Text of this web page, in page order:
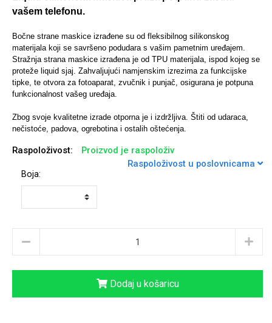
vašem telefonu.
Bočne strane maskice izrađene su od fleksibilnog silikonskog
materijala koji se savršeno podudara s vašim pametnim uređajem.
Stražnja strana maskice izrađena je od TPU materijala, ispod kojeg se
proteže liquid sjaj. Zahvaljujući namjenskim izrezima za funkcijske
tipke, te otvora za fotoaparat, zvučnik i punjač, osigurana je potpuna
funkcionalnost vašeg uređaja.
Zbog svoje kvalitetne izrade otporna je i izdržljiva. Štiti od udaraca,
nečistoće, padova, ogrebotina i ostalih oštećenja.
Raspoloživost:
Proizvod je raspoloživ
Raspoloživost u poslovnicama
Boja:
Dodaj u košaricu
Sleng Feel Good
Takeoff
Univerzalne futrole i
maskice
Preklopne maskice